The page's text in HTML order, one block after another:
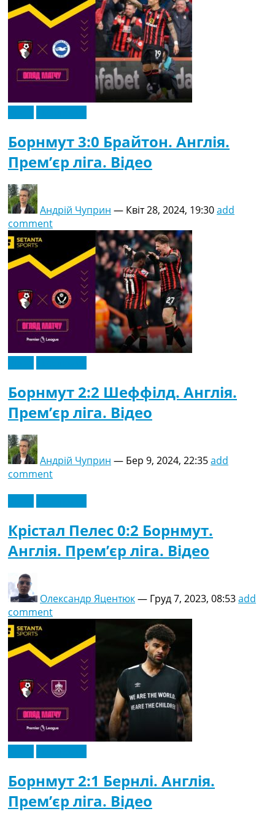
Борнмут 3:0 Брайтон. Англія.
Прем’єр ліга. Відео
Андрій Чуприн — Квіт 28, 2024, 19:30add
comment
Борнмут 2:2 Шеффілд. Англія.
Прем’єр ліга. Відео
Андрій Чуприн — Бер 9, 2024, 22:35add
comment
Крістал Пелес 0:2 Борнмут.
Англія. Прем’єр ліга. Відео
Олександр Яцентюк— Груд 7, 2023, 08:53add
comment
Борнмут 2:1 Бернлі. Англія.
Прем’єр ліга. Відео